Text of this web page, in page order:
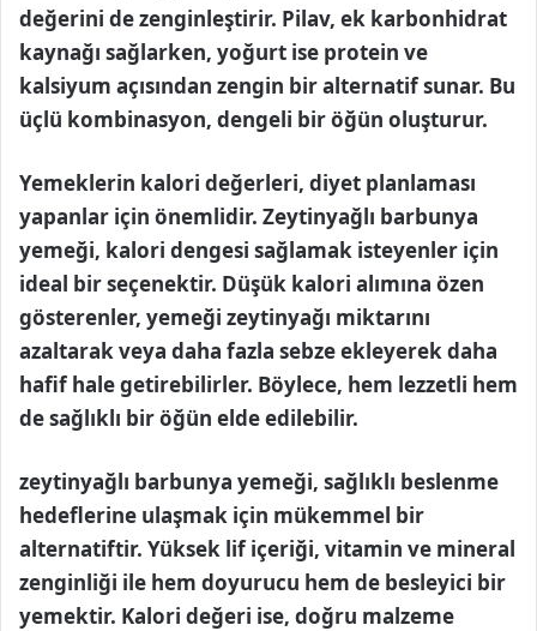
değerini de zenginleştirir. Pilav, ek karbonhidrat
kaynağı sağlarken, yoğurt ise protein ve
kalsiyum açısından zengin bir alternatif sunar. Bu
üçlü kombinasyon, dengeli bir öğün oluşturur.
Yemeklerin kalori değerleri, diyet planlaması
yapanlar için önemlidir. Zeytinyağlı barbunya
yemeği, kalori dengesi sağlamak isteyenler için
ideal bir seçenektir. Düşük kalori alımına özen
gösterenler, yemeği zeytinyağı miktarını
azaltarak veya daha fazla sebze ekleyerek daha
hafif hale getirebilirler. Böylece, hem lezzetli hem
de sağlıklı bir öğün elde edilebilir.
zeytinyağlı barbunya yemeği, sağlıklı beslenme
hedeflerine ulaşmak için mükemmel bir
alternatiftir. Yüksek lif içeriği, vitamin ve mineral
zenginliği ile hem doyurucu hem de besleyici bir
yemektir. Kalori değeri ise, doğru malzeme